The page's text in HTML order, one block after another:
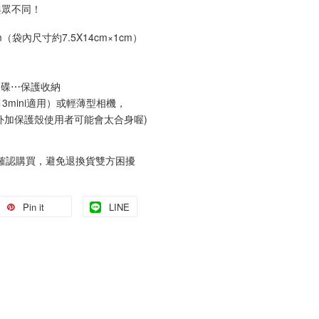
不同！
袋內尺寸約7.5X14cm×1cm）
⋯保護收納
適用）或輕薄型相機，
保護殼使用者可能會太合身喔)
購買，避免退換貨雙方困擾
Pin it LINE